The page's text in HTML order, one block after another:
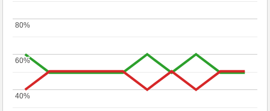
40%
40%
60%
60%
80%
80%